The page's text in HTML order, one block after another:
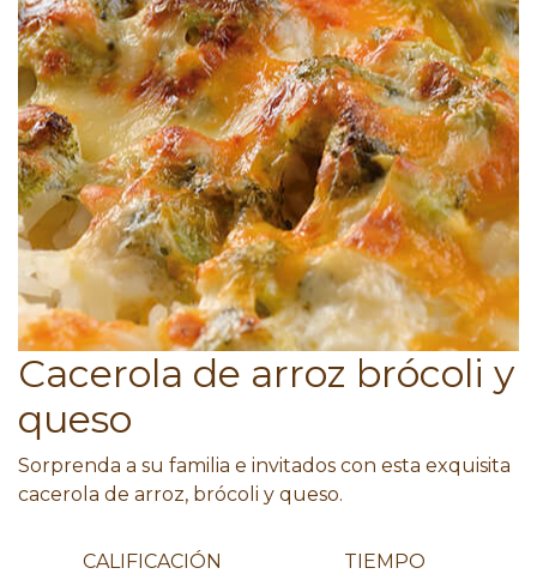
Cacerola de arroz brócoli y
queso
Sorprenda a su familia e invitados con esta exquisita
cacerola de arroz, brócoli y queso.
CALIFICACIÓN TIEMPO